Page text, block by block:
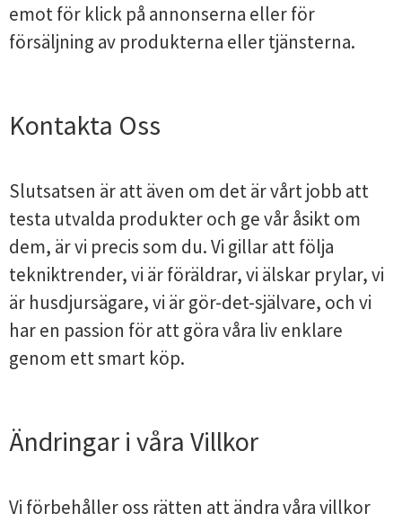
emot för klick på annonserna eller för
försäljning av produkterna eller tjänsterna.
Kontakta Oss
Slutsatsen är att även om det är vårt jobb att
testa utvalda produkter och ge vår åsikt om
dem, är vi precis som du. Vi gillar att följa
tekniktrender, vi är föräldrar, vi älskar prylar, vi
är husdjursägare, vi är gör-det-självare, och vi
har en passion för att göra våra liv enklare
genom ett smart köp.
Ändringar i våra Villkor
Vi förbehåller oss rätten att ändra våra villkor